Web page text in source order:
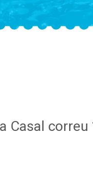
Casal correu